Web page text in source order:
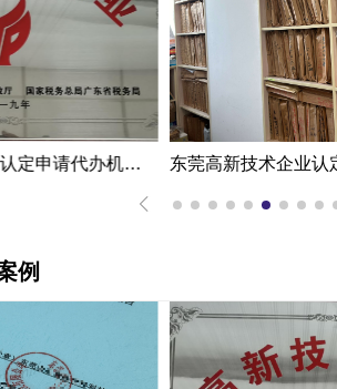
东莞高新技术企业认定办理案例：科技企业通过专家意见提高成过率
例